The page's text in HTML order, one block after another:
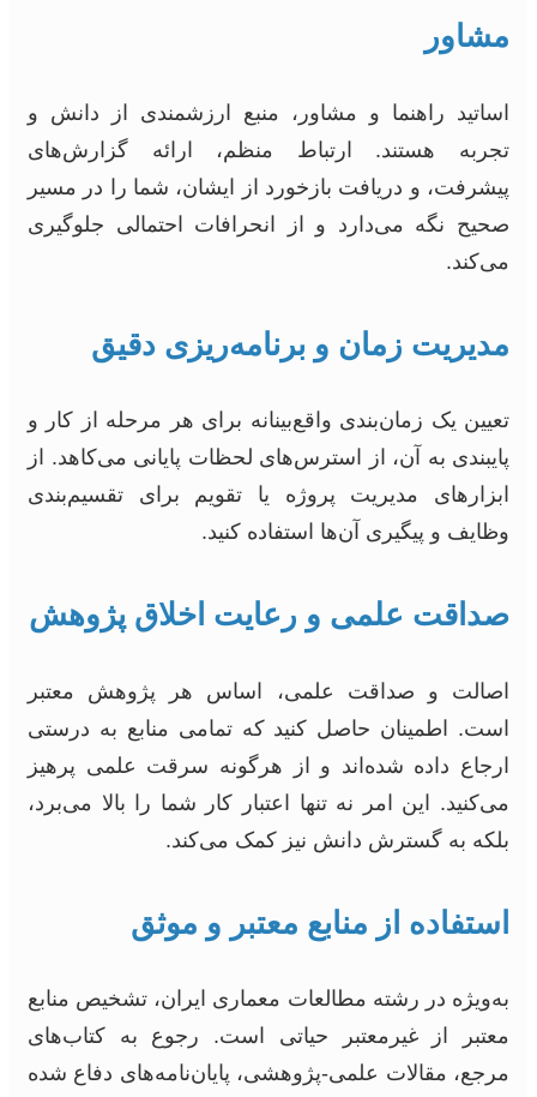
مشاور
اساتید راهنما و مشاور، منبع ارزشمندی از دانش و
تجربه هستند. ارتباط منظم، ارائه گزارش‌های
پیشرفت، و دریافت بازخورد از ایشان، شما را در مسیر
صحیح نگه می‌دارد و از انحرافات احتمالی جلوگیری
می‌کند.
مدیریت زمان و برنامه‌ریزی دقیق
تعیین یک زمان‌بندی واقع‌بینانه برای هر مرحله از کار و
پایبندی به آن، از استرس‌های لحظات پایانی می‌کاهد. از
ابزارهای مدیریت پروژه یا تقویم برای تقسیم‌بندی
وظایف و پیگیری آن‌ها استفاده کنید.
صداقت علمی و رعایت اخلاق پژوهش
اصالت و صداقت علمی، اساس هر پژوهش معتبر
است. اطمینان حاصل کنید که تمامی منابع به درستی
ارجاع داده شده‌اند و از هرگونه سرقت علمی پرهیز
می‌کنید. این امر نه تنها اعتبار کار شما را بالا می‌برد،
بلکه به گسترش دانش نیز کمک می‌کند.
استفاده از منابع معتبر و موثق
به‌ویژه در رشته مطالعات معماری ایران، تشخیص منابع
معتبر از غیرمعتبر حیاتی است. رجوع به کتاب‌های
مرجع، مقالات علمی-پژوهشی، پایان‌نامه‌های دفاع شده